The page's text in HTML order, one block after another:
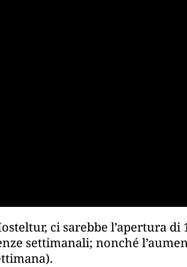
ci sarebbe l’apertura di
settimanali; nonché